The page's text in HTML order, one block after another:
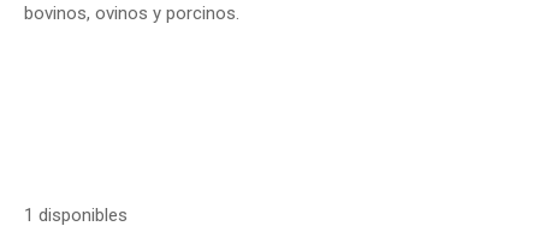
bovinos, ovinos y porcinos.
1 disponibles